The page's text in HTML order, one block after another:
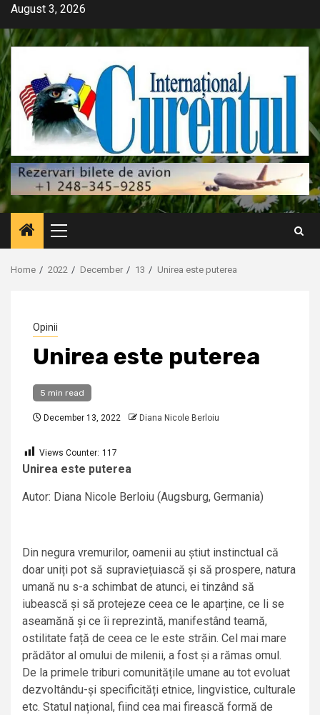
Skip
content
August 3, 2026
Primary
Menu
Home 2022 December 13 Unirea este puterea
Opinii
Unirea este puterea
5 min read
December 13, 2022 Diana Nicole Berloiu
Views Counter: 117
Unirea este puterea
Autor: Diana Nicole Berloiu (Augsburg, Germania)
Din negura vremurilor, oamenii au știut instinctual că
doar uniți pot să supraviețuiască și să prospere, natura
umană nu s-a schimbat de atunci, ei tinzând să
iubească și să protejeze ceea ce le aparține, ce li se
aseamănă și ce îi reprezintă, manifestând teamă,
ostilitate față de ceea ce le este străin. Cel mai mare
prădător al omului de milenii, a fost și a rămas omul.
De la primele triburi comunitățile umane au tot evoluat
dezvoltându-și specificități etnice, lingvistice, culturale
etc. Statul național, fiind cea mai firească formă de